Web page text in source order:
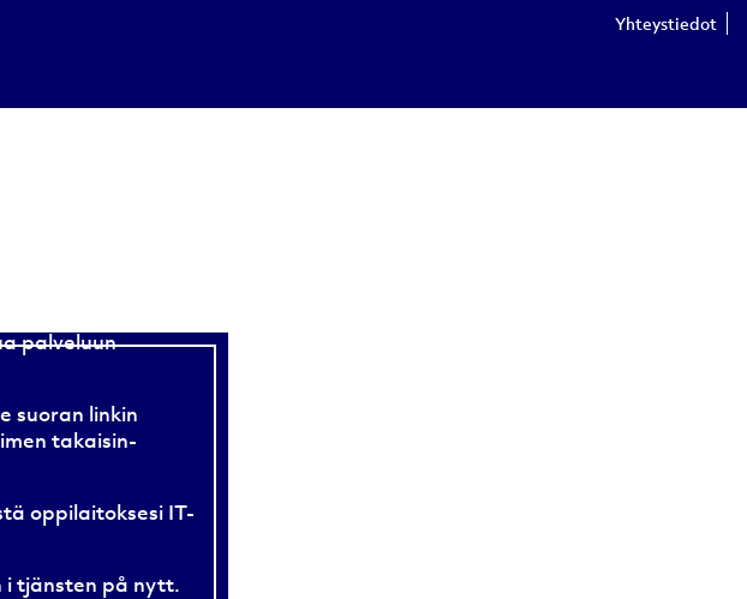
Yhteystiedot
palveluun
suoran linkin
takaisin-
oppilaitoksesi IT-
i tjänsten på nytt.